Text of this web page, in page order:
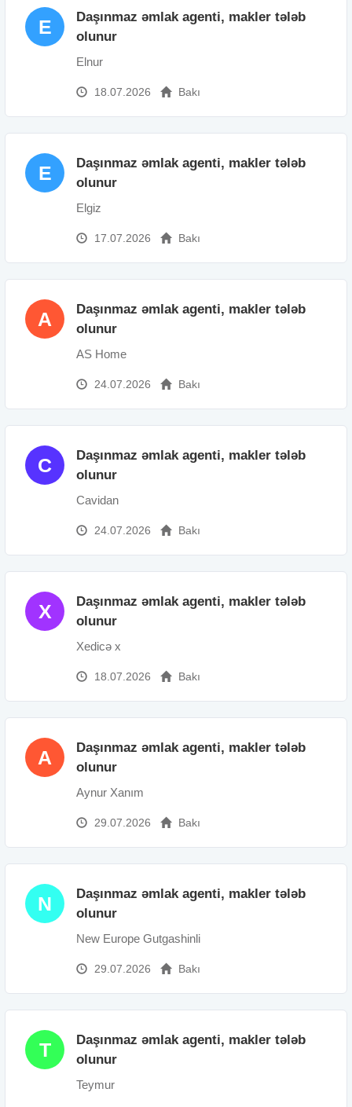
E
Daşınmaz əmlak agenti, makler tələb
olunur
Elnur
18.07.2026 Bakı
E
Daşınmaz əmlak agenti, makler tələb
olunur
Elgiz
17.07.2026 Bakı
A
Daşınmaz əmlak agenti, makler tələb
olunur
AS Home
24.07.2026 Bakı
C
Daşınmaz əmlak agenti, makler tələb
olunur
Cavidan
24.07.2026 Bakı
X
Daşınmaz əmlak agenti, makler tələb
olunur
Xedicə x
18.07.2026 Bakı
A
Daşınmaz əmlak agenti, makler tələb
olunur
Aynur Xanım
29.07.2026 Bakı
N
Daşınmaz əmlak agenti, makler tələb
olunur
New Europe Gutgashinli
29.07.2026 Bakı
T
Daşınmaz əmlak agenti, makler tələb
olunur
Teymur